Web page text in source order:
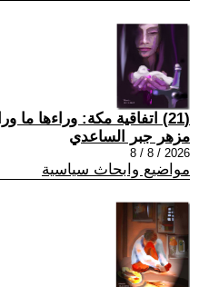
(21) اتفاقية مكة: وراءها ما وراءها
مزهر جبر الساعدي
2026 / 8 / 8
مواضيع وابحاث سياسية